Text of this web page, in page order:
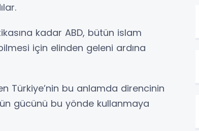
kadar ABD, bütün islam
için elinden geleni ardına
Türkiye’nin bu anlamda direncinin
gücünü bu yönde kullanmaya